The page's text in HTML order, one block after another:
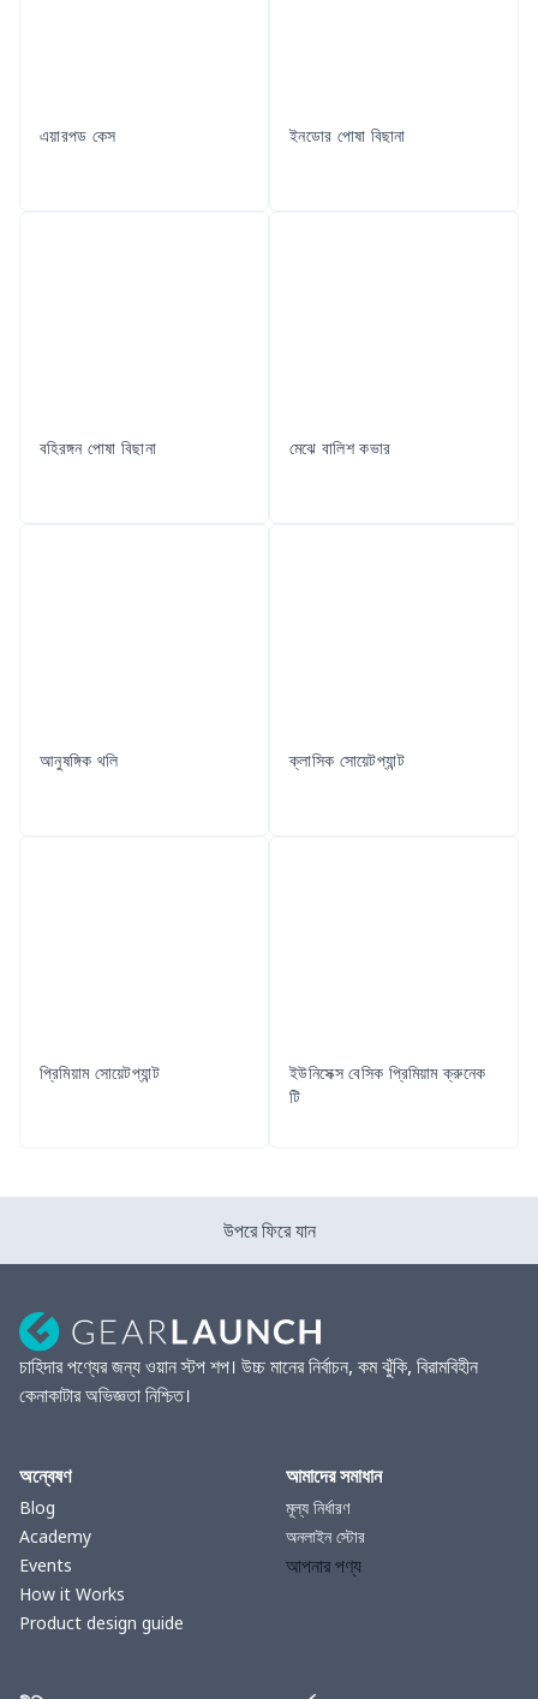
এয়ারপড কেস ইনডোর পোষা বিছানা
বহিরঙ্গন পোষা বিছানা মেঝে বালিশ কভার
আনুষঙ্গিক থলি ক্লাসিক সোয়েটপ্যান্ট
প্রিমিয়াম সোয়েটপ্যান্ট
ইউনিসেক্স বেসিক প্রিমিয়াম ক্রুনেক
টি
উপরে ফিরে যান
চাহিদার পণ্যের জন্য ওয়ান স্টপ শপ। উচ্চ মানের নির্বাচন, কম ঝুঁকি, বিরামবিহীন
কেনাকাটার অভিজ্ঞতা নিশ্চিত।
অন্বেষণ
Blog
Academy
Events
How it Works
Product design guide
আমাদের সমাধান
মূল্য নির্ধারণ
অনলাইন স্টোর
আপনার পণ্য